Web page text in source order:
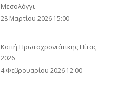
Μεσολόγγι
28 Μαρτίου 2026 15:00
Κοπή Πρωτοχρονιάτικης Πίτας
2026
4 Φεβρουαρίου 2026 12:00